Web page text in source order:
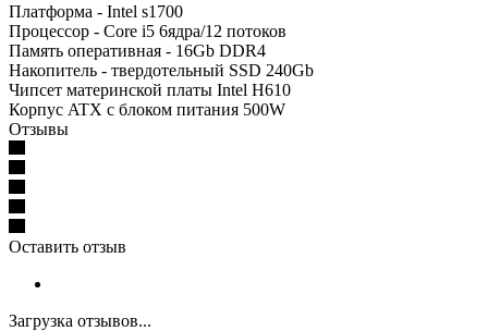
Платформа - Intel s1700
Процессор - Core i5 6ядра/12 потоков
Память оперативная - 16Gb DDR4
Накопитель - твердотельный SSD 240Gb
Чипсет материнской платы Intel H610
Корпус ATX с блоком питания 500W
Отзывы
Оставить отзыв
Загрузка отзывов...